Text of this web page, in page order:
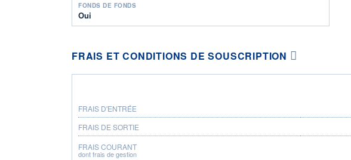
FONDS DE FONDS
Oui
FRAIS ET CONDITIONS DE SOUSCRIPTION
FRAIS D'ENTRÉE
FRAIS DE SORTIE
FRAIS COURANT
dont frais de gestion